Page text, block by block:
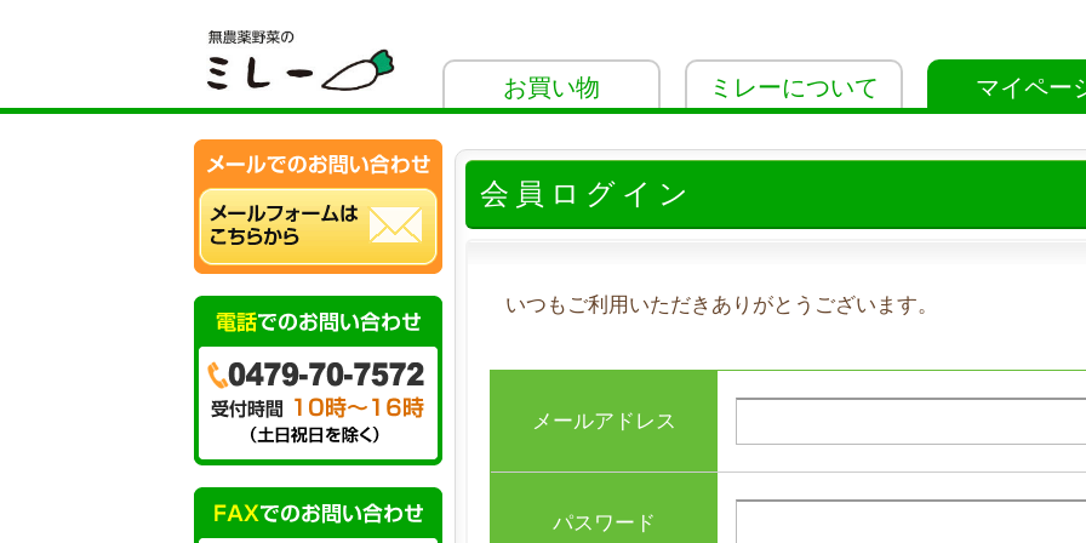
お買い物 ミレーについて マイペー
会員ログイン
いつもご利用いただきありがとうございます。
メールアドレス
パスワード